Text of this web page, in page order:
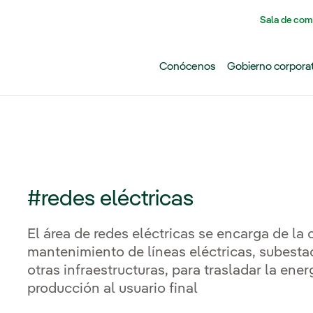
Sala de
Conócenos Gobierno
#redes eléctricas
El área de redes eléctricas se encarga de
mantenimiento de líneas eléctricas,
otras infraestructuras, para trasladar la
producción al usuario final